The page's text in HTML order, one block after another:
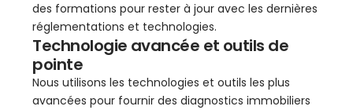
des formations pour rester à jour avec les dernières
réglementations et technologies.
Technologie avancée et outils de
pointe
Nous utilisons les technologies et outils les plus
avancées pour fournir des diagnostics immobiliers